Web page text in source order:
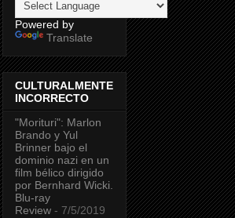
Powered by
Translate
CULTURALMENTE
INCORRECTO
"Morituri": Marlon
Brando y Yul
Brinner bajo el
dominio nazi en un
film bélico dirigido
por Bernhard Wicki.
Blu-ray
Review - 7/5/2019